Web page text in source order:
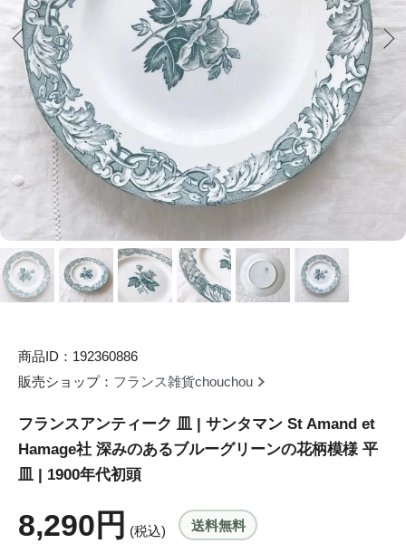
商品ID：192360886
販売ショップ： フランス雑貨chouchou
フランスアンティーク 皿 | サンタマン St Amand et
Hamage社 深みのあるブルーグリーンの花柄模様 平
皿 | 1900年代初頭
8,290円 (税込) 送料無料